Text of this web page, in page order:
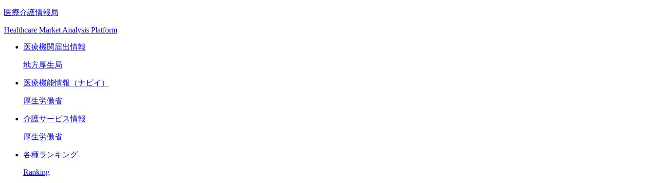
医療介護情報局
Healthcare Market Analysis Platform
医療機関届出情報
地方厚生局
医療機能情報（ナビイ）
厚生労働省
介護サービス情報
厚生労働省
各種ランキング
Ranking